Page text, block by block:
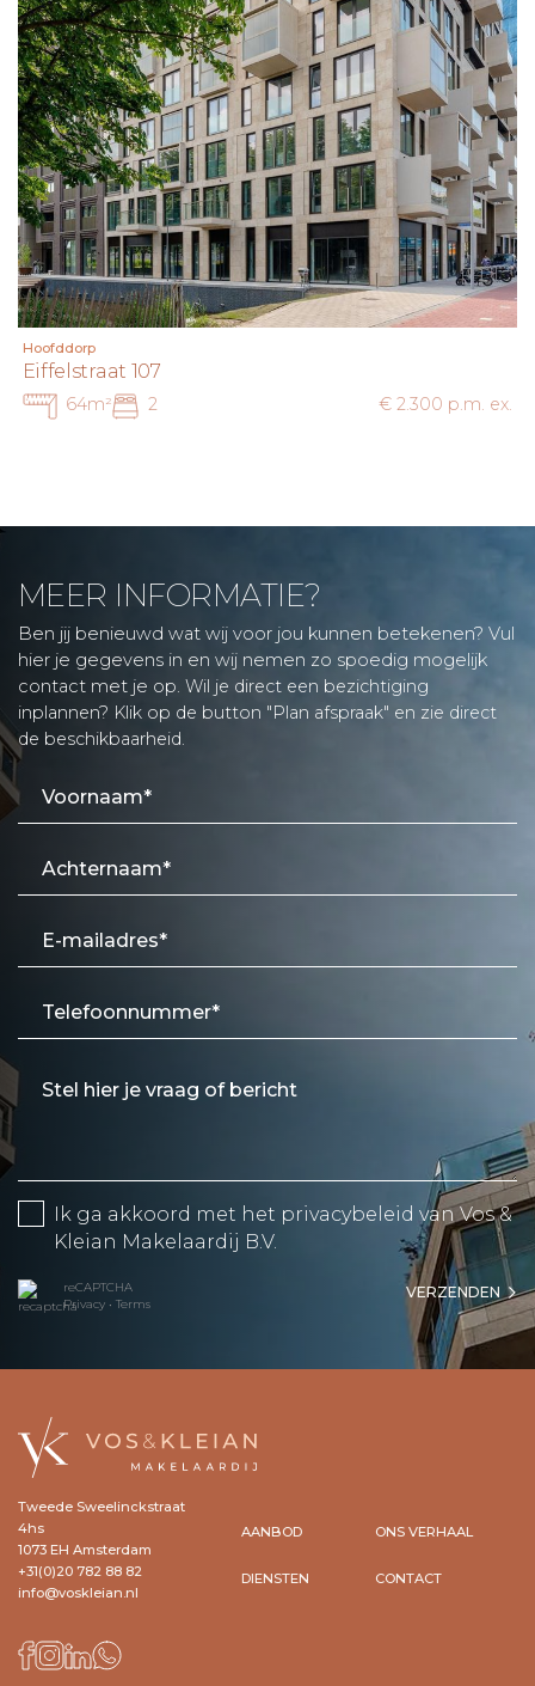
Hoofddorp
Eiffelstraat 107
64m² 2 € 2.300 p.m. ex.
MEER INFORMATIE?
Ben jij benieuwd wat wij voor jou kunnen betekenen? Vul
hier je gegevens in en wij nemen zo spoedig mogelijk
contact met je op. Wil je direct een bezichtiging
inplannen? Klik op de button "Plan afspraak" en zie direct
de beschikbaarheid.
Ik ga akkoord met het privacybeleid van Vos &
Kleian Makelaardij B.V.
reCAPTCHA
Privacy • Terms
VERZENDEN
Tweede Sweelinckstraat
4hs
1073 EH Amsterdam
+31(0)20 782 88 82
info@voskleian.nl
AANBOD
DIENSTEN
ONS VERHAAL
CONTACT